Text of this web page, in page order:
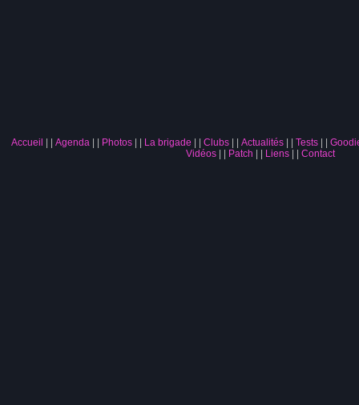
Accueil Agenda| Photos| La brigade Clubs| Actualités| Tests|
Vidéos| Patch Liens| Contact